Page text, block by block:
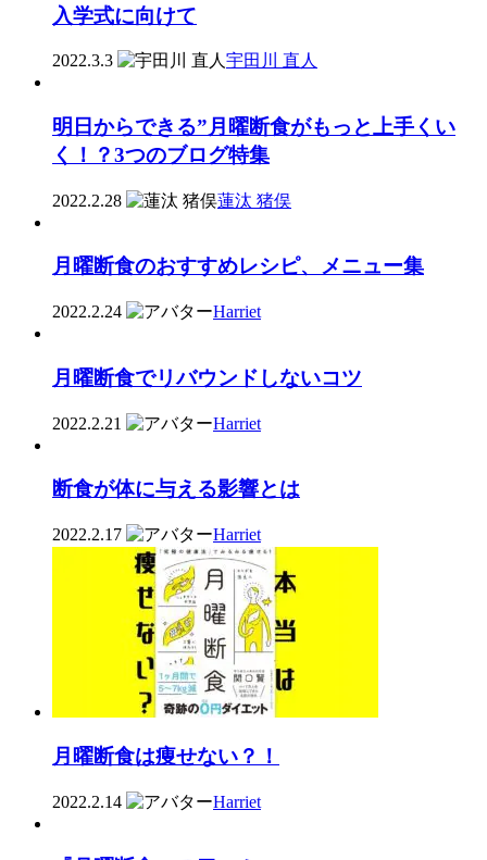
入学式に向けて
2022.3.3 宇田川 直人
明日からできる”月曜断食がもっと上手くい
く！？3つのブログ特集
2022.2.28 蓮汰 猪俣
月曜断食のおすすめレシピ、メニュー集
2022.2.24 Harriet
月曜断食でリバウンドしないコツ
2022.2.21 Harriet
断食が体に与える影響とは
2022.2.17 Harriet
月曜断食は痩せない？！
2022.2.14 Harriet